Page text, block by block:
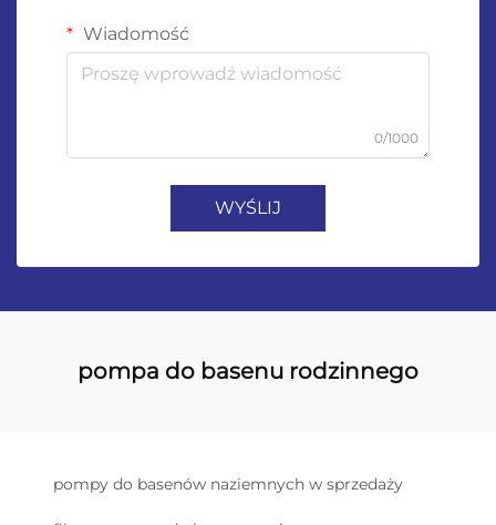
Wiadomość
0/1000
WYŚLIJ
pompa do basenu rodzinnego
pompy do basenów naziemnych w sprzedaży